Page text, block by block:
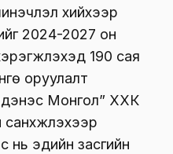
хийхээр
2024-2027 он
190 сая
оруулалт
Монгол” ХХК
нь эдийн засгийн